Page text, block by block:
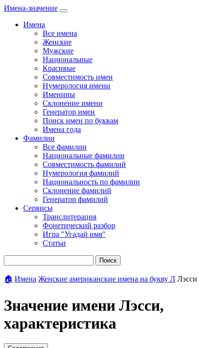
Имена-значение
Имена
Все имена
Женские
Мужские
Национальные
Красивые
Совместимость имен
Нумерология имени
Именины
Склонение имени
Генератор имен
Поиск имен по буквам
Имена года
Фамилии
Все фамилии
Национальные фамилии
Совместимость фамилий
Нумерология фамилий
Национальность по фамилии
Склонение фамилий
Генератор фамилий
Сервисы
Транслитерация
Фонетический разбор
Игра "Угадай имя"
Статьи
Поиск
🏠 Имена Женские американские имена на букву Л Лэсси
Значение имени Лэсси,
характеристика